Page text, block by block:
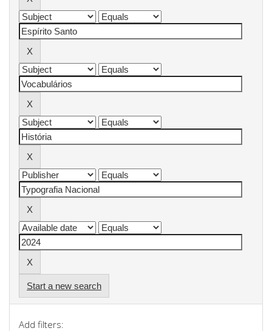
Start a new search
Add filters: